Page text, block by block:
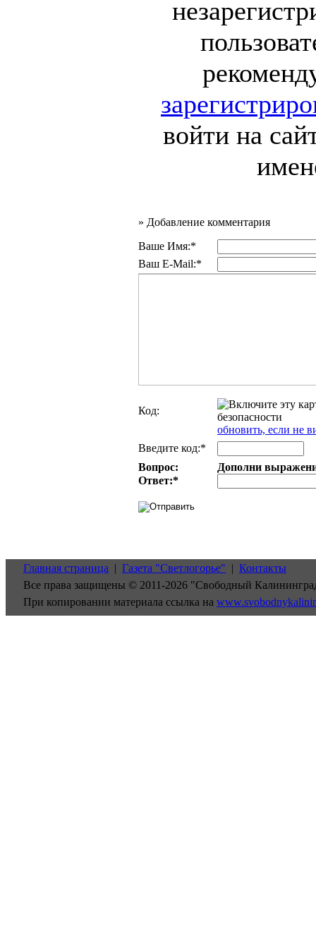
войти на
» Добавление комментария
Ваше Имя:*
Ваш E-Mail:*
Код:
обновить, если не
Введите код:*
Вопрос:
Дополни
Ответ:*
Главная страница | Газета "Светлогорье" | Контакты
Все права защищены © 2011-2026 "Свободный
При копировании материала ссылка на